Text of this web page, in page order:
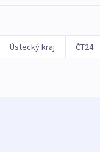
Ústecký kraj ČT24